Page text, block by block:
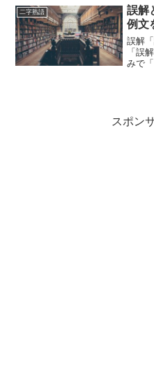
い方
紹介
二字熟語
誤解
例文
誤解
「誤
みで
スポン